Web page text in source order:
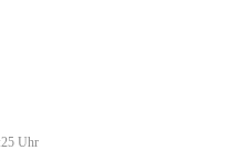
Uhr